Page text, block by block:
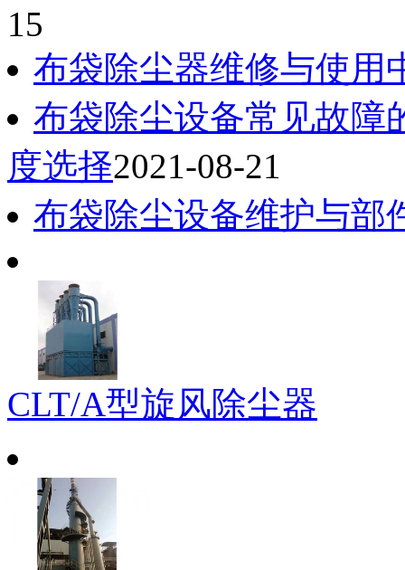
15
布袋除尘器维修与使用
布袋除尘设备常见故障
度选择2021-08-21
布袋除尘设备维护与部
CLT/A型旋风除尘器